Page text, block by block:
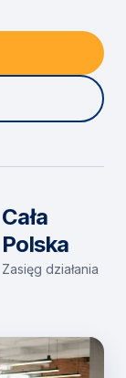
Cała
Polska
Zasięg działania